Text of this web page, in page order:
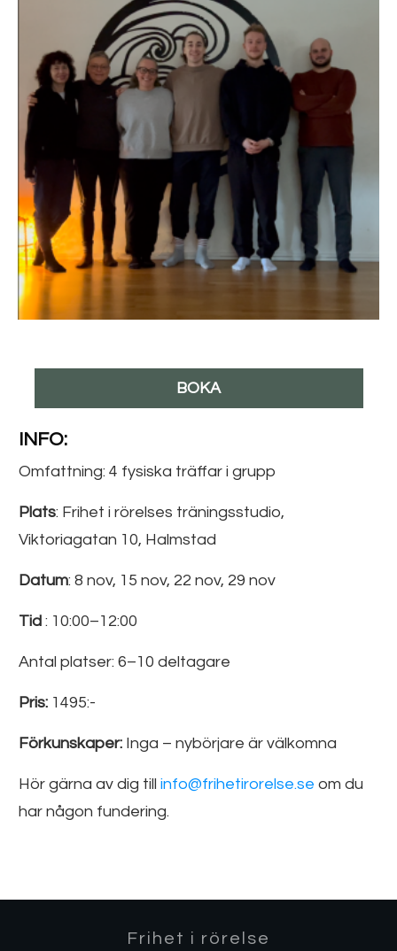
BOKA
INFO:
Omfattning: 4 fysiska träffar i grupp
Plats: Frihet i rörelses träningsstudio,
Viktoriagatan 10, Halmstad
Datum: 8 nov, 15 nov, 22 nov, 29 nov
Tid : 10:00–12:00
Antal platser: 6–10 deltagare
Pris: 1495:-
Förkunskaper: Inga – nybörjare är välkomna
Hör gärna av dig till info@frihetirorelse.se om du
har någon fundering.
Frihet i rörelse